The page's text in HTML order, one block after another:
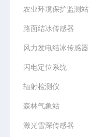
农业环境保护监测站
路面结冰传感器
风力发电结冰传感器
闪电定位系统
辐射检测仪
森林气象站
激光雪深传感器